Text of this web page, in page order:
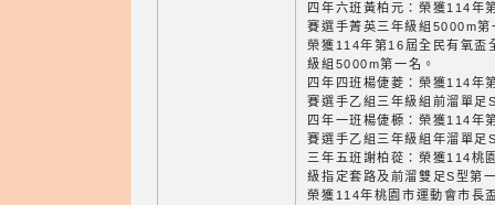
四年六班黃柏元：榮獲114年
賽選手菁英三年級組5000m
榮獲114年第16屆全民有氧盃
級組5000m第一名。
四年四班楊倢菱：榮獲114年
賽選手乙組三年級組前溜單足
四年一班楊倢榞：榮獲114年
賽選手乙組三年級組年溜單足
三年五班謝柏蓯：榮獲114桃
級指定套路及前溜雙足S型第
榮獲114年桃園市運動會市長